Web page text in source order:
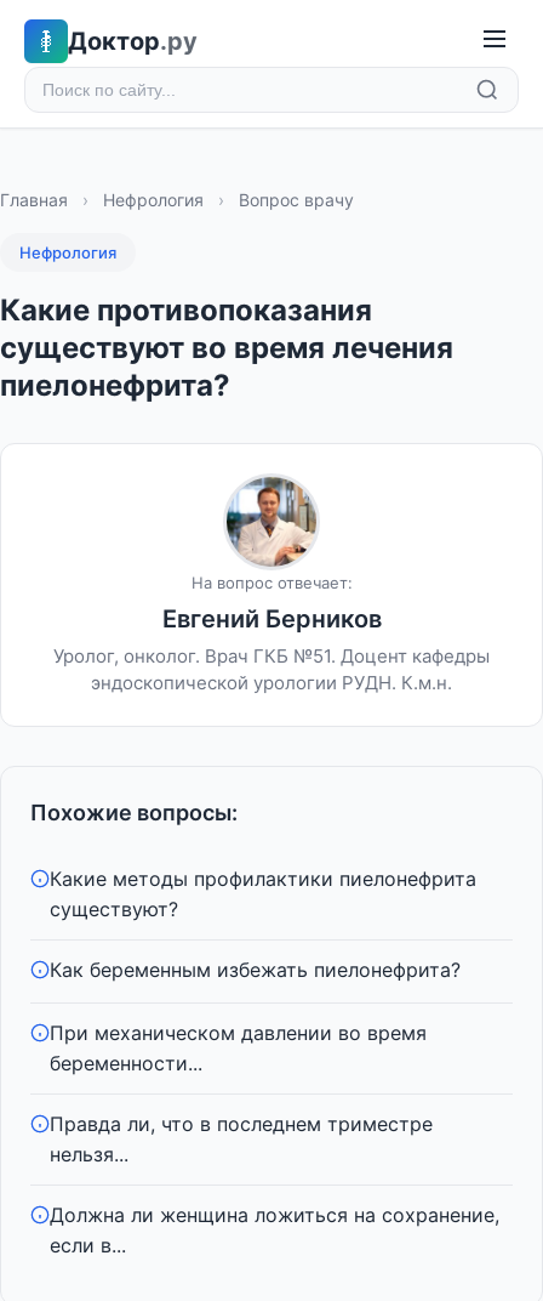
Доктор.ру
Главная › Нефрология › Вопрос врачу
Нефрология
Какие противопоказания
существуют во время лечения
пиелонефрита?
На вопрос отвечает:
Евгений Берников
Уролог, онколог. Врач ГКБ №51. Доцент кафедры
эндоскопической урологии РУДН. К.м.н.
Похожие вопросы:
Какие методы профилактики пиелонефрита
существуют?
Как беременным избежать пиелонефрита?
При механическом давлении во время
беременности...
Правда ли, что в последнем триместре
нельзя...
Должна ли женщина ложиться на сохранение,
если в...